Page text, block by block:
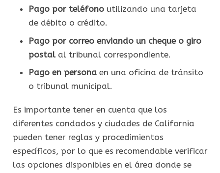
Pago por teléfonoutilizando una tarjeta
de débito o crédito.
Pago por correo enviando un cheque o giro
postalal tribunal correspondiente.
Pago en personaen una oficina de tránsito
o tribunal municipal.
Es importante tener en cuenta que los
diferentes condados y ciudades de California
pueden tener reglas y procedimientos
específicos, por lo que es recomendable verificar
las opciones disponibles en el área donde se